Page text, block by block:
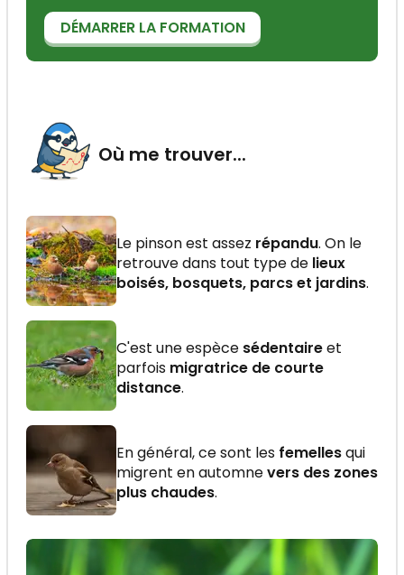
DÉMARRER LA FORMATION
Où me trouver...
Le pinson est assez répandu. On le
retrouve dans tout type de lieux
boisés, bosquets, parcs et jardins.
C'est une espèce sédentaireet
parfois migratrice de courte
distance.
En général, ce sont les femellesqui
migrent en automnevers des zones
plus chaudes.